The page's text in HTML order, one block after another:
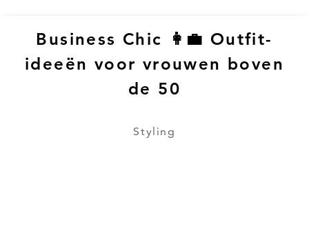
Business Chic 👩‍💼 Outfit-
ideeën voor vrouwen boven
de 50
Styling